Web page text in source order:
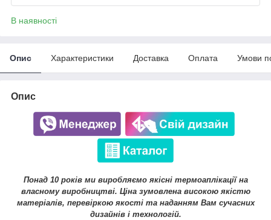
В наявності
Опис Характеристики Доставка Оплата Умови
Опис
Понад 10 років ми виробляємо якісні термоаплікації на
власному виробництві. Ціна зумовлена високою якістю
матеріалів, перевіркою якості та наданням Вам сучасних
дизайнів і технологій.